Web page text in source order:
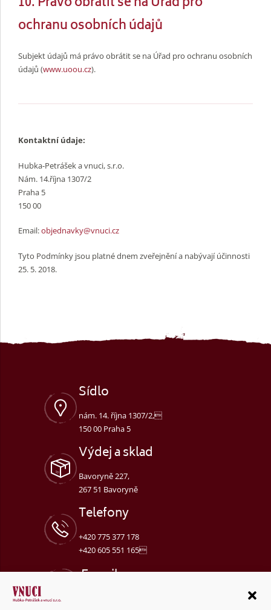
ochranu osobních údajů
Subjekt údajů má právo obrátit se na Úřad pro ochranu osobních
údajů (www.uoou.cz).
Kontaktní údaje:
Hubka-Petrášek a vnuci, s.r.o.
Nám. 14.října 1307/2
Praha 5
150 00
Email:objednavky@vnuci.cz
Tyto Podmínky jsou platné dnem zveřejnění a nabývají účinnosti
25. 5. 2018.
Sídlo
nám. 14. října 1307/2,
150 00 Praha 5
Výdej a sklad
Bavoryně 227,
267 51 Bavoryně
Telefony
+420 775 377 178
+420 605 551 165
E-mail